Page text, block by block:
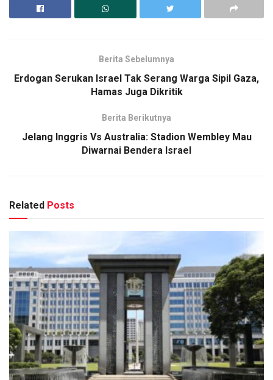
Berita Sebelumnya
Erdogan Serukan Israel Tak Serang Warga Sipil Gaza,
Hamas Juga Dikritik
Berita Berikutnya
Jelang Inggris Vs Australia: Stadion Wembley Mau
Diwarnai Bendera Israel
Related Posts